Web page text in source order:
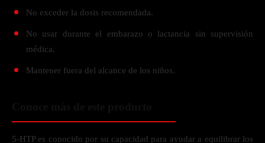
No exceder la dosis recomendada.
No usar durante el embarazo o lactancia sin supervisión
médica.
Mantener fuera del alcance de los niños.
5-HTP es conocido por su capacidad para ayudar a equilibrar los